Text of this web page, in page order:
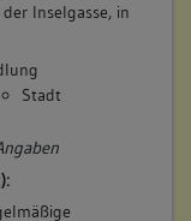
Inselgasse, in
Stadt